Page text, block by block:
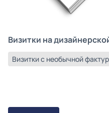
Визитки на
Визитки с необычной